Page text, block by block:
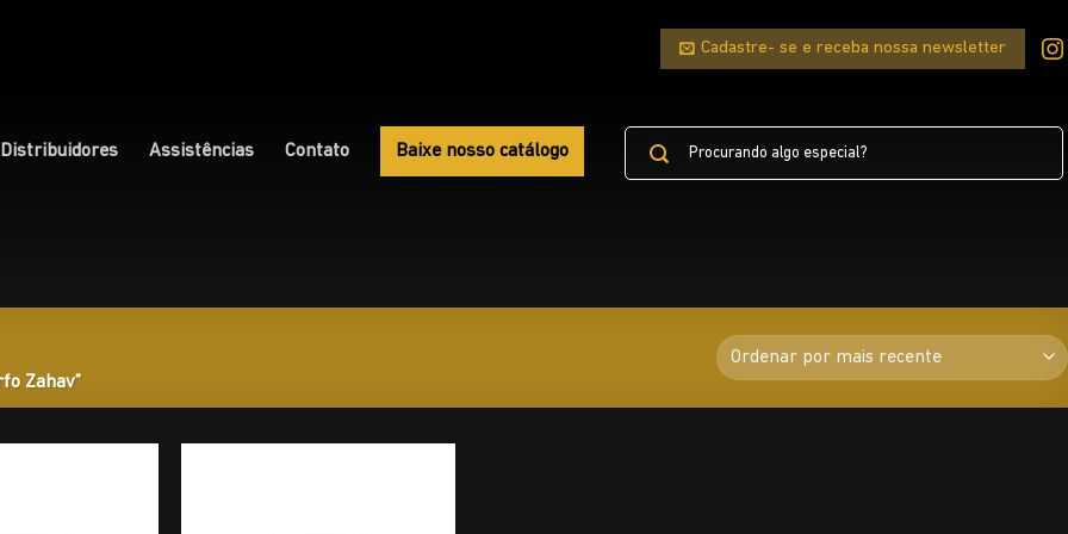
Cadastre- se e receba nossa newsletter
Distribuidores Assistências Contato Baixe nosso catálogo
Pesquisar
Zahav”